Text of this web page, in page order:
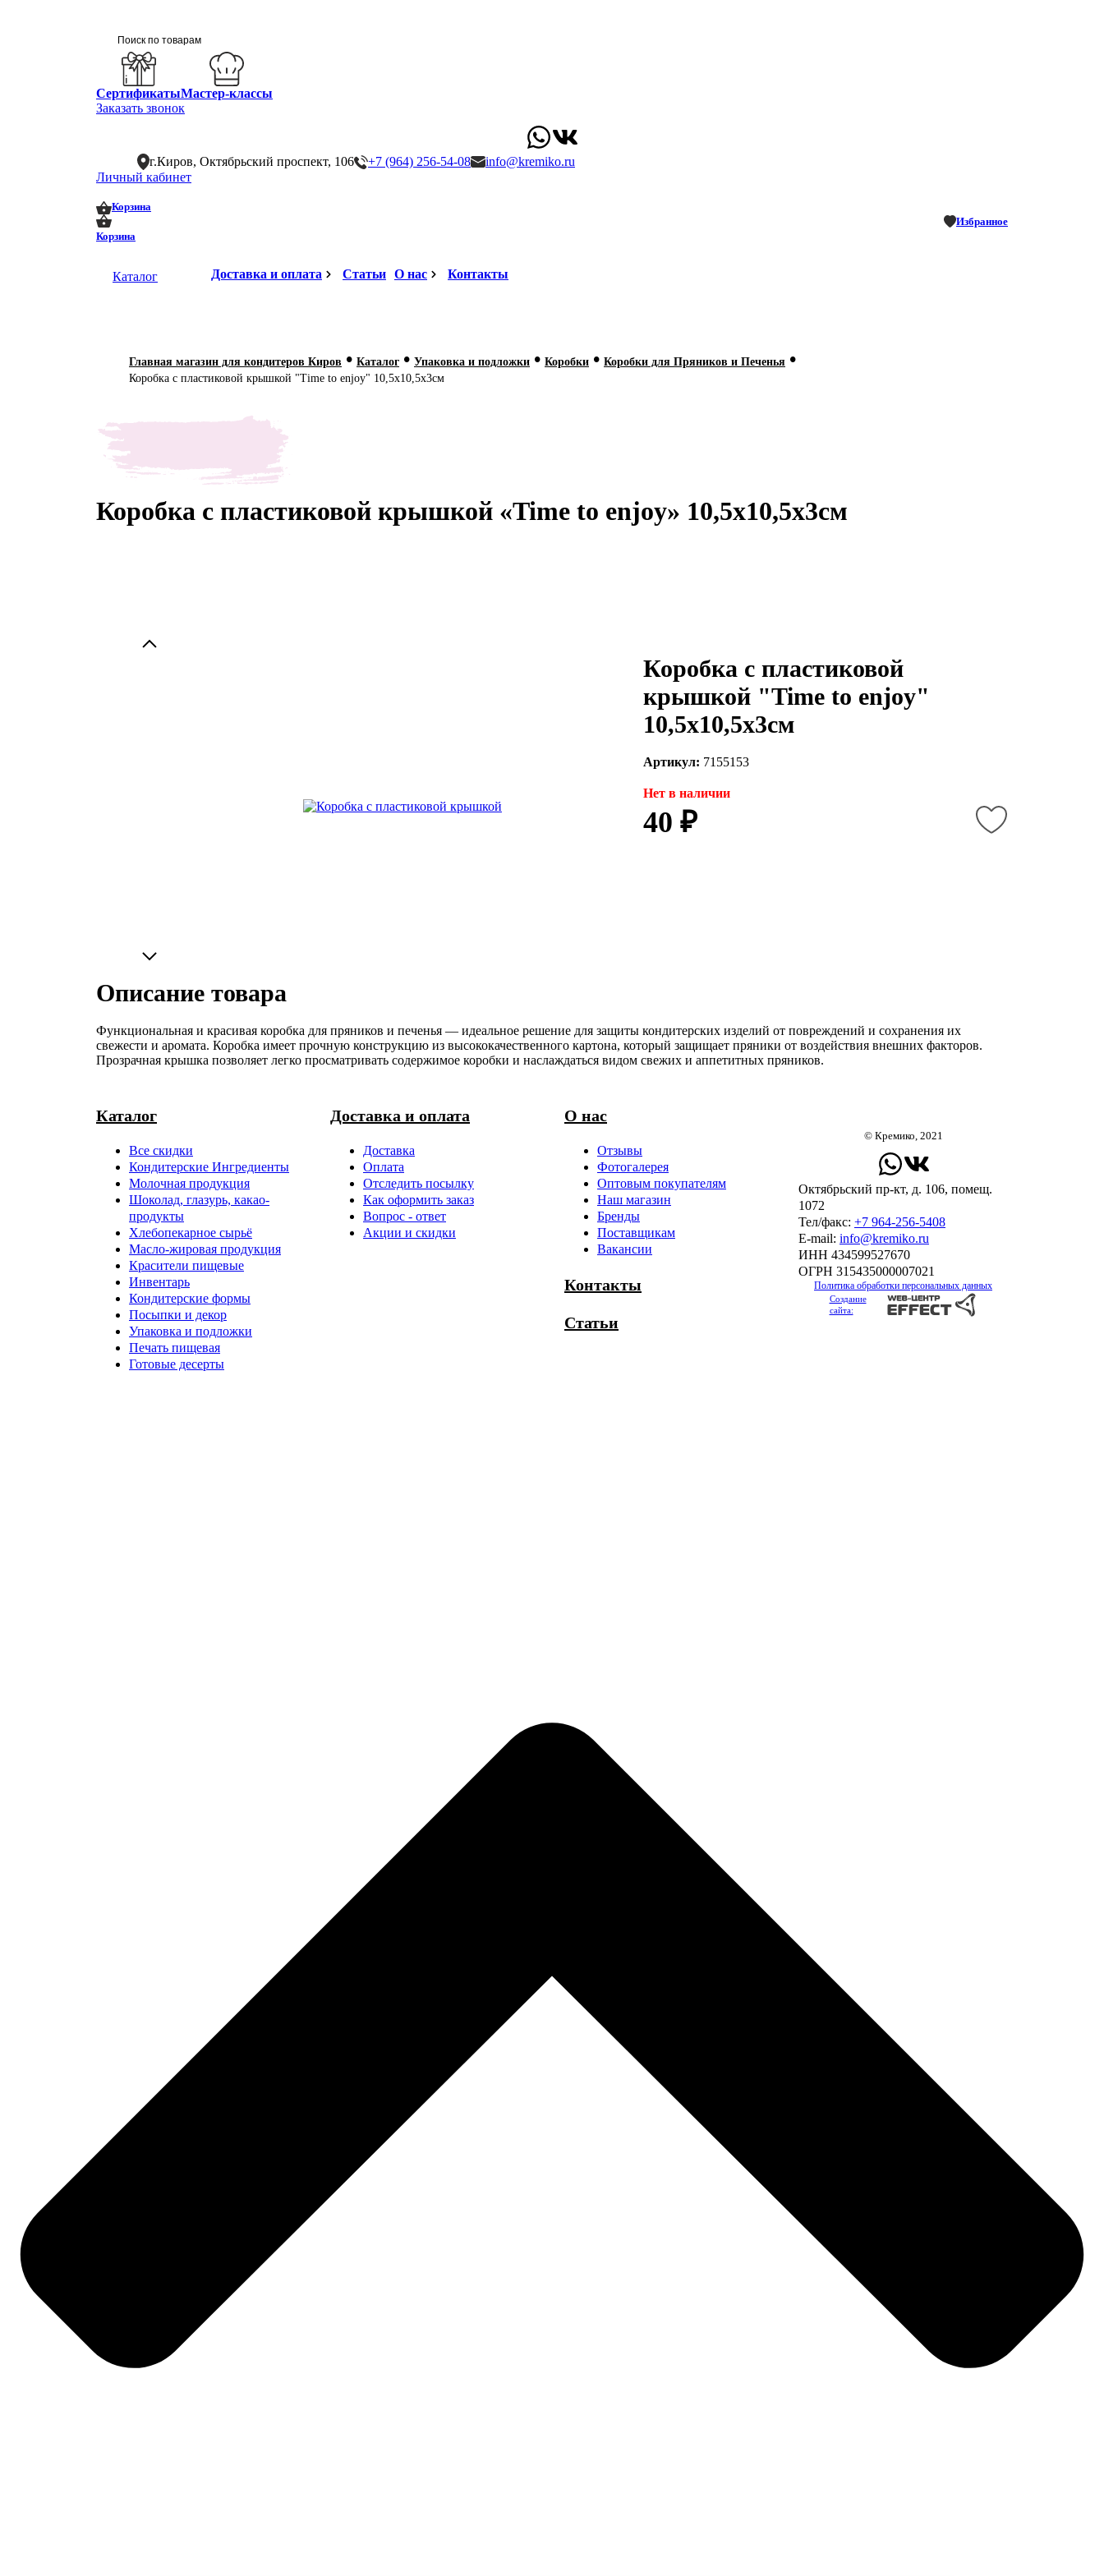
СертификатыМастер-классы
Заказать звонок
г.Киров, Октябрьский проспект, 106 +7 (964) 256-54-08
info@kremiko.ru
Личный кабинет
Корзина
Корзина
Избранное
Каталог Доставка и оплата Статьи О нас Контакты
Главная магазин для кондитеров Киров • Каталог • Упаковка и подложки • Коробки • Коробки для Пряников и Печенья •
Коробка с пластиковой крышкой "Time to enjoy" 10,5х10,5х3см
Коробка с пластиковой крышкой «Time to enjoy» 10,5х10,5х3см
Коробка с пластиковой
крышкой "Time to enjoy"
10,5х10,5х3см
Артикул: 7155153
Нет в наличии
40 ₽
Описание товара
Функциональная и красивая коробка для пряников и печенья — идеальное решение для защиты кондитерских изделий от повреждений и сохранения их
свежести и аромата. Коробка имеет прочную конструкцию из высококачественного картона, который защищает пряники от воздействия внешних факторов.
Прозрачная крышка позволяет легко просматривать содержимое коробки и наслаждаться видом свежих и аппетитных пряников.
Каталог
Все скидки
Кондитерские Ингредиенты
Молочная продукция
Шоколад, глазурь, какао-
продукты
Хлебопекарное сырьё
Масло-жировая продукция
Красители пищевые
Инвентарь
Кондитерские формы
Посыпки и декор
Упаковка и подложки
Печать пищевая
Готовые десерты
Доставка и оплата
Доставка
Оплата
Отследить посылку
Как оформить заказ
Вопрос - ответ
Акции и скидки
О нас
Отзывы
Фотогалерея
Оптовым покупателям
Наш магазин
Бренды
Поставщикам
Вакансии
Контакты
Статьи
© Кремико, 2021
Октябрьский пр-кт, д. 106, помещ.
1072
Тел/факс: +7 964-256-5408
Е-mail: info@kremiko.ru
ИНН 434599527670
ОГРН 315435000007021
Политика обработки персональных данных
Создание
сайта: